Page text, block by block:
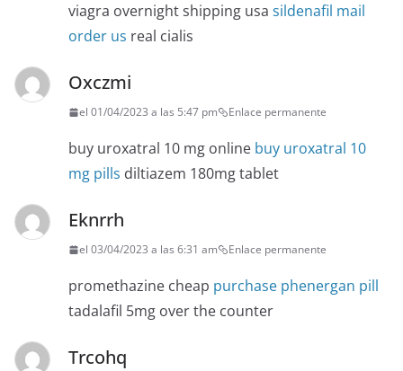
viagra overnight shipping usa sildenafil mail
order us real cialis
Oxczmi
el 01/04/2023 a las 5:47 pm Enlace permanente
buy uroxatral 10 mg online buy uroxatral 10
mg pills diltiazem 180mg tablet
Eknrrh
el 03/04/2023 a las 6:31 am Enlace permanente
promethazine cheap purchase phenergan pill
tadalafil 5mg over the counter
Trcohq